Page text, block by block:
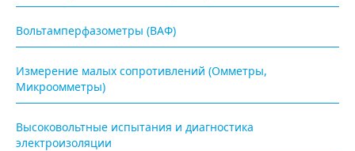
Вольтамперфазометры (ВАФ)
Измерение малых сопротивлений (Омметры,
Микроомметры)
Высоковольтные испытания и диагностика
электроизоляции